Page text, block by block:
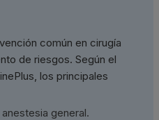
común en cirugía
de riesgos. Según el
los principales
general.